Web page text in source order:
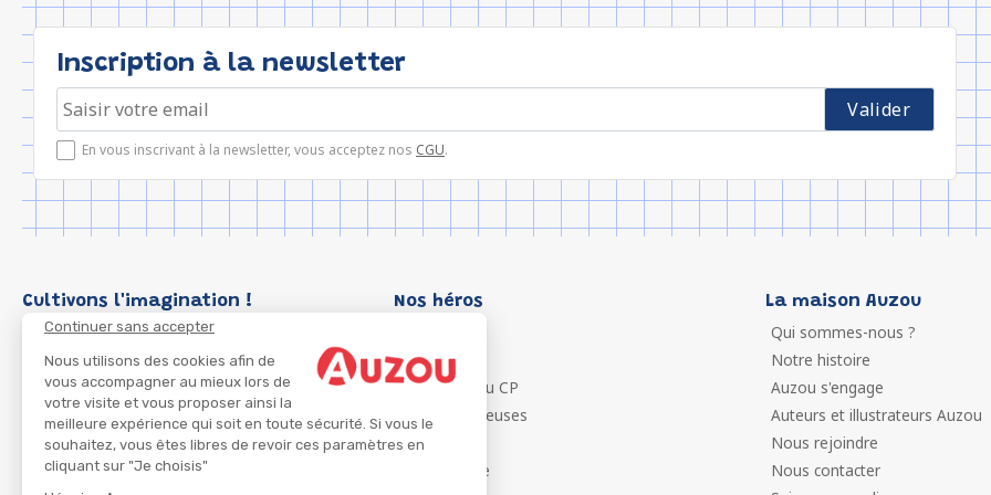
Continuer sans accepter
Nous utilisons des cookies afin de
vous accompagner au mieux lors de
votre visite et vous proposer ainsi la
meilleure expérience qui soit en toute sécurité. Si vous le
souhaitez, vous êtes libres de revoir ces paramètres en
cliquant sur "Je choisis"
Inscription à la newsletter
En vous inscrivant à la newsletter, vous acceptez nos CGU.
Cultivons l'imagination ! Nos héros
P'tit Loup
Les Héros du CP
Les Influenceuses
Migali
Petite Taupe
La maison Auzou
Qui sommes-nous ?
Notre histoire
Auzou s'engage
Auteurs et illustrateurs Auzou
Nous rejoindre
Nous contacter